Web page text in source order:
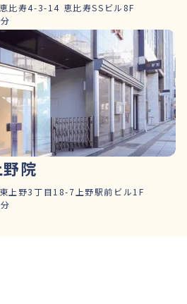
比寿4-3-14 恵比寿SSビル8F
院
上野3丁目18-7上野駅前ビル1F